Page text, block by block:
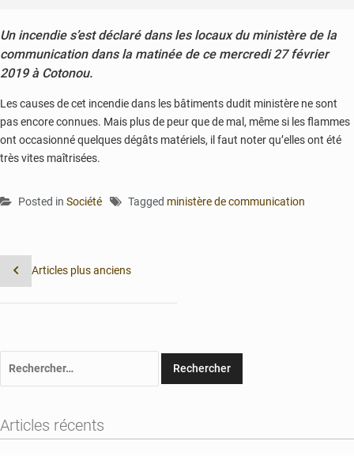
Un incendie s’est déclaré dans les locaux du ministère de la
communication dans la matinée de ce mercredi 27 février
2019 à Cotonou.
Les causes de cet incendie dans les bâtiments dudit ministère ne sont
pas encore connues. Mais plus de peur que de mal, même si les flammes
ont occasionné quelques dégâts matériels, il faut noter qu’elles ont été
très vites maîtrisées.
Posted in Société Tagged ministère de communication
Navigation
des
articles
Articles plus anciens
Articles récents